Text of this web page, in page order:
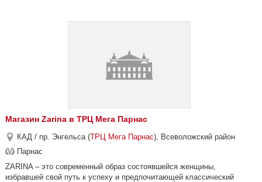
Магазин Zarina в ТРЦ Мега Парнас
КАД / пр. Энгельса (ТРЦ Мега Парнас), Всеволожский район
Парнас
ZARINA – это современный образ состоявшейся женщины,
избравшей свой путь к успеху и предпочитающей классический